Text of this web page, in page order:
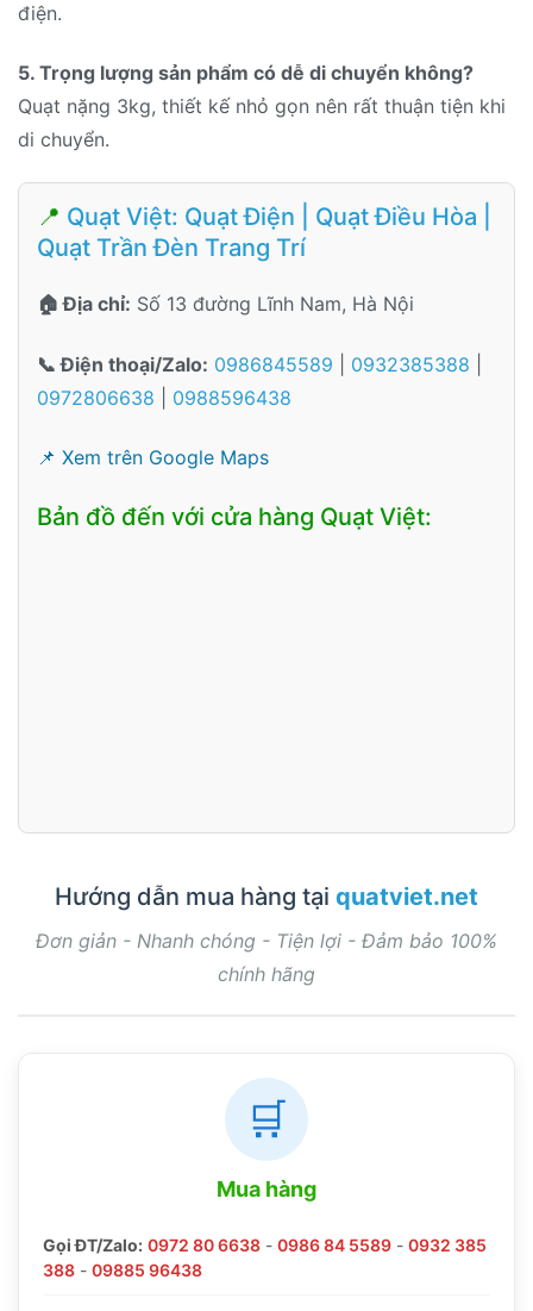
điện.
5. Trọng lượng sản phẩm có dễ di chuyển không?
Quạt nặng 3kg, thiết kế nhỏ gọn nên rất thuận tiện khi
di chuyển.
📍 Quạt Việt: Quạt Điện | Quạt Điều Hòa |
Quạt Trần Đèn Trang Trí
🏠 Địa chỉ: Số 13 đường Lĩnh Nam, Hà Nội
📞 Điện thoại/Zalo: 0986845589 0932385388
0972806638
0988596438
📌 Xem trên Google Maps
Bản đồ đến với cửa hàng Quạt Việt:
Hướng dẫn mua hàng tại quatviet.net
Đơn giản - Nhanh chóng - Tiện lợi - Đảm bảo 100%
chính hãng
🛒
Mua hàng
Gọi ĐT/Zalo: 0972 80 6638 - 0986 84 5589 - 0932 385
388 - 09885 96438